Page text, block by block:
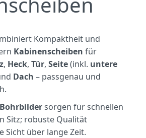
Kompaktheit und
Kabinenscheiben für
, Heck, Tür, Seite(inkl. untere
Dach – passgenau und
Bohrbildersorgen für schnellen
Sitz; robuste Qualität
Sicht über lange Zeit.